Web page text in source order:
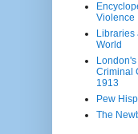
Violence
Libraries
World
London's
Criminal
1913
Pew
The